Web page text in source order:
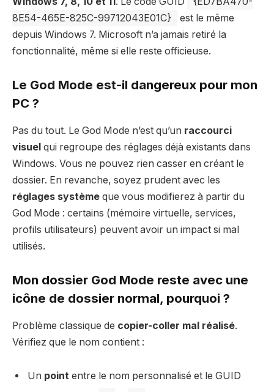
8E54-465E-825C-99712043E01C}
est le même
depuis Windows 7. Microsoft n’a jamais retiré la
fonctionnalité, même si elle reste officieuse.
Le God Mode est-il dangereux pour mon
PC ?
Pas du tout. Le God Mode n’est qu’un raccourci
visuel qui regroupe des réglages déjà existants dans
Windows. Vous ne pouvez rien casser en créant le
dossier. En revanche, soyez prudent avec les
réglages système que vous modifierez à partir du
God Mode : certains (mémoire virtuelle, services,
profils utilisateurs) peuvent avoir un impact si mal
utilisés.
Mon dossier God Mode reste avec une
icône de dossier normal, pourquoi ?
Problème classique de copier-coller mal réalisé.
Vérifiez que le nom contient :
Un point entre le nom personnalisé et le GUID